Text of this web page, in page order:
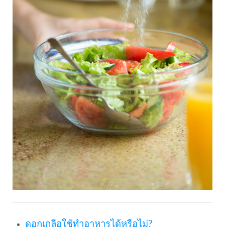
ดอกเกลือใช้ทำอาหารได้หรือไม่?